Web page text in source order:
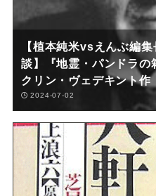
【植本純米vsえんぶ編
談】『地霊・パンドラの
クリン・ヴェデキント
2024-07-02